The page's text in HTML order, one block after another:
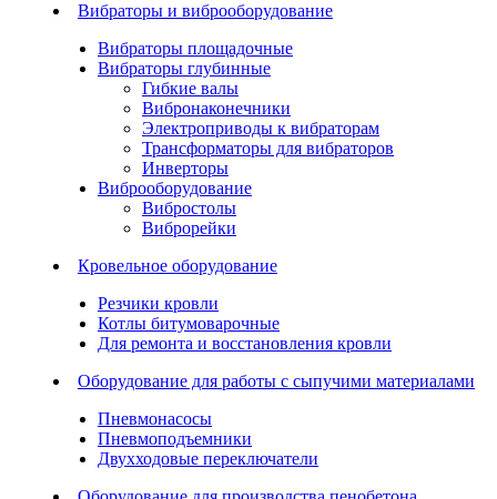
Вибраторы и виброоборудование
Вибраторы площадочные
Вибраторы глубинные
Гибкие валы
Вибронаконечники
Электроприводы к вибраторам
Трансформаторы для вибраторов
Инверторы
Виброоборудование
Вибростолы
Виброрейки
Кровельное оборудование
Резчики кровли
Котлы битумоварочные
Для ремонта и восстановления кровли
Оборудование для работы с сыпучими материалами
Пневмонасосы
Пневмоподъемники
Двухходовые переключатели